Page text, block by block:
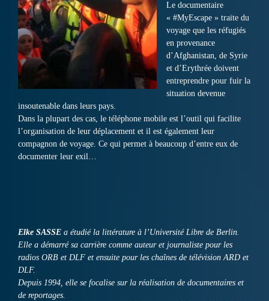
Le documentaire
« #MyEscape » traite du
voyage que les réfugiés
en provenance
d’Afghanistan, de Syrie
et d’Erythrée doivent
entreprendre pour fuir la
situation devenue
insoutenable dans leurs pays.
Dans la plupart des cas, le téléphone mobile est l’outil qui facilite
l’organisation de leur déplacement et il est également leur
compagnon de voyage. Ce qui permet à beaucoup d’entre eux de
documenter leur exil…
Elke SASSE a étudié la littérature à l’Université Libre de Berlin.
Elle a démarré sa carrière comme auteur et journaliste pour les
radios ORB et DLF et ensuite pour les chaînes de télévision ARD et
DLF.
Depuis 1994, elle se focalise sur la réalisation de documentaires et
de reportages.